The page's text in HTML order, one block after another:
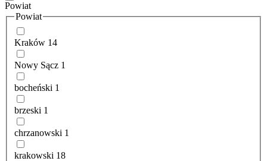
Powiat
Powiat
Kraków 14
Nowy Sącz 1
bocheński 1
brzeski 1
chrzanowski 1
krakowski 18